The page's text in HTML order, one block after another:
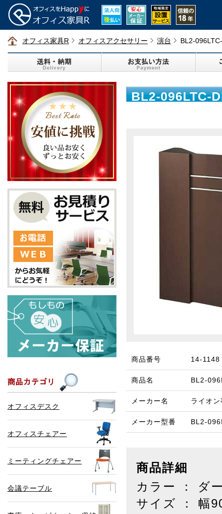
オフィス家具R オフィスアクセサリー 演台 BL2-
オフィスデスク
オフィスチェアー
ミーティングチェアー
会議テーブル
BL2-096LTC-
商品番号 14-1148
商品名 BL2-
メーカー名 ライオ
メーカー型番 BL2-
商品詳細
カラー ： ダ
サイズ ： 幅